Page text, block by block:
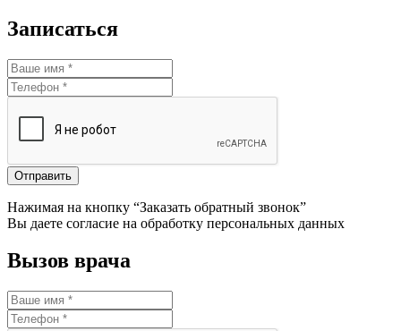
Записаться
Отправить
Нажимая на кнопку “Заказать обратный звонок”
Вы даете согласие на обработку персональных данных
Вызов врача